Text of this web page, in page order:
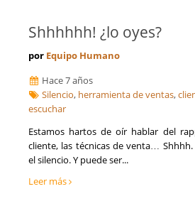
Shhhhhh! ¿lo oyes?
por Equipo Humano
Hace 7 años
Silencio, herramienta de ventas,
escuchar
Estamos hartos de oír hablar del
cliente, las técnicas de venta… Shhhh.
el silencio. Y puede ser...
Leer más